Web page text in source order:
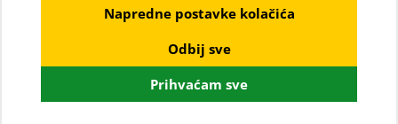
Napredne postavke kolačića
Odbij sve
Prihvaćam sve